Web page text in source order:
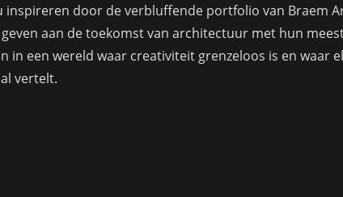
inspireren door de verbluffende portfolio van Braem
aan de toekomst van architectuur met hun
in een wereld waar creativiteit grenzeloos is en waar
vertelt.